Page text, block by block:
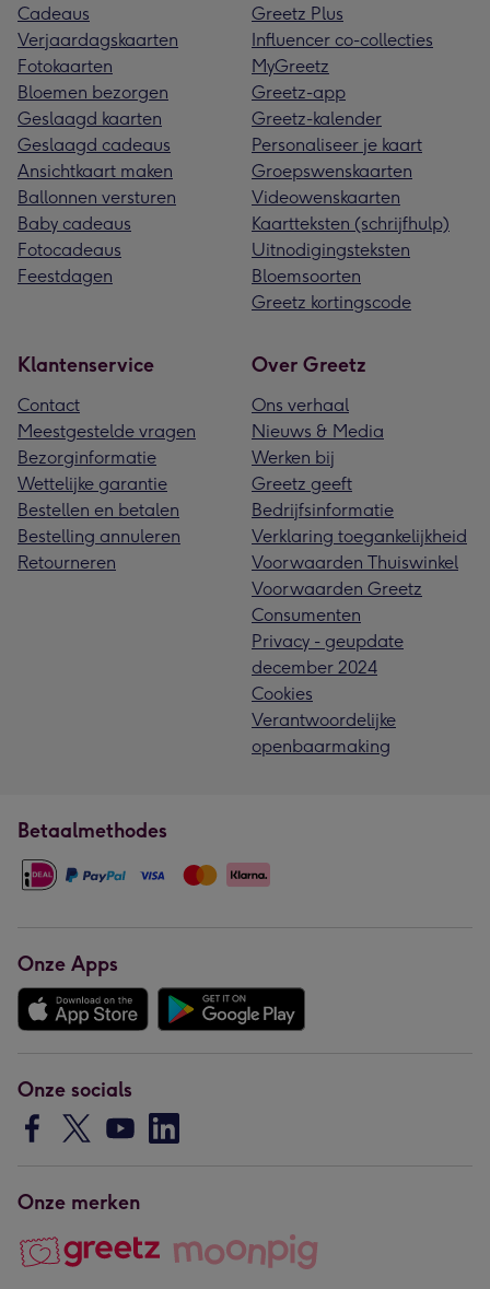
Cadeaus
Verjaardagskaarten
Fotokaarten
Bloemen bezorgen
Geslaagd kaarten
Geslaagd cadeaus
Ansichtkaart maken
Ballonnen versturen
Baby cadeaus
Fotocadeaus
Feestdagen
Greetz Plus
Influencer co-collecties
MyGreetz
Greetz-app
Greetz-kalender
Personaliseer je kaart
Groepswenskaarten
Videowenskaarten
Kaartteksten (schrijfhulp)
Uitnodigingsteksten
Bloemsoorten
Greetz kortingscode
Klantenservice
Contact
Meestgestelde vragen
Bezorginformatie
Wettelijke garantie
Bestellen en betalen
Bestelling annuleren
Retourneren
Over Greetz
Ons verhaal
Nieuws & Media
Werken bij
Greetz geeft
Bedrijfsinformatie
Verklaring toegankelijkheid
Voorwaarden Thuiswinkel
Voorwaarden Greetz
Consumenten
Privacy - geupdate
december 2024
Cookies
Verantwoordelijke
openbaarmaking
Betaalmethodes
Onze Apps
Onze socials
Onze merken